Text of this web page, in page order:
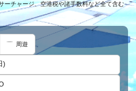
ーチャージ、空港税や諸手数料など全て含む
周遊
)